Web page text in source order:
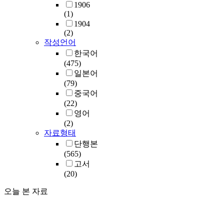
1906
(1)
1904
(2)
작성언어
한국어
(475)
일본어
(79)
중국어
(22)
영어
(2)
자료형태
단행본
(565)
고서
(20)
오늘 본 자료